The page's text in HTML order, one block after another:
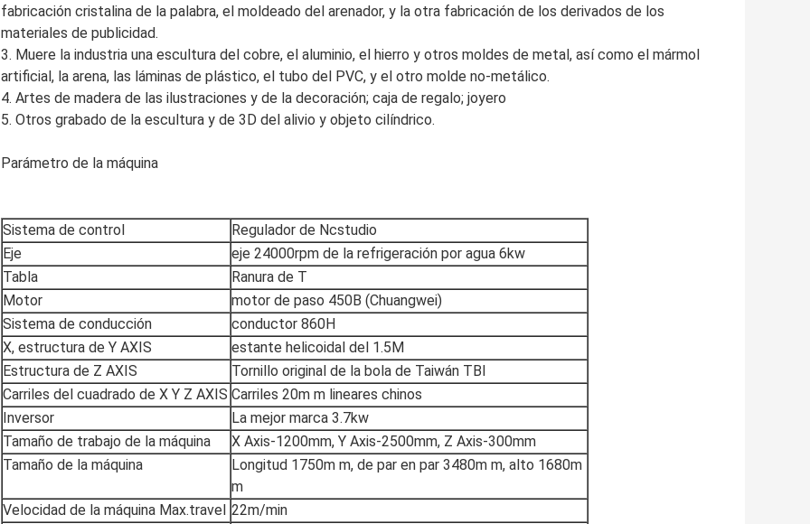
fabricación cristalina de la palabra, el moldeado del arenador, y la otra fabricación de los derivados de los
materiales de publicidad.
3. Muere la industria una escultura del cobre, el aluminio, el hierro y otros moldes de metal, así como el mármol
artificial, la arena, las láminas de plástico, el tubo del PVC, y el otro molde no-metálico.
4. Artes de madera de las ilustraciones y de la decoración; caja de regalo; joyero
5. Otros grabado de la escultura y de 3D del alivio y objeto cilíndrico.
Parámetro de la máquina
Sistema de control
Regulador de Ncstudio
Eje
eje 24000rpm de la refrigeración por agua 6kw
Tabla
Ranura de T
Motor
motor de paso 450B (Chuangwei)
Sistema de conducción
conductor 860H
X, estructura de Y AXIS
estante helicoidal del 1.5M
Estructura de Z AXIS
Tornillo original de la bola de Taiwán TBI
Carriles del cuadrado de X Y Z AXIS Carriles 20m m lineares chinos
Inversor
La mejor marca 3.7kw
Tamaño de trabajo de la máquina
X Axis-1200mm, Y Axis-2500mm, Z Axis-300mm
Tamaño de la máquina
Longitud 1750m m, de par en par 3480m m, alto 1680m
m
Velocidad de la máquina Max.travel 22m/min